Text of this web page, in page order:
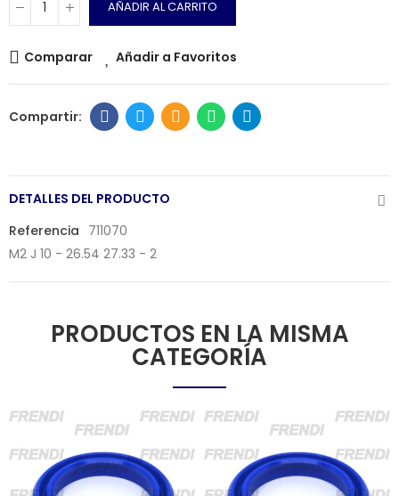
AÑADIR AL CARRITO
Comparar Añadir a Favoritos
DETALLES DEL PRODUCTO
Referencia 711070
M2 J 10 - 26.54 27.33 - 2
PRODUCTOS EN LA MISMA
CATEGORÍA